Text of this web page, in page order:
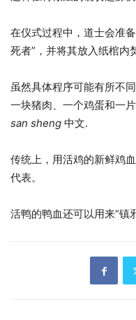
在仪式过程中，道士会准
死者”，并将其放入纸棺内
虽然具体程序可能有所不
一块猪肉、一个鸡蛋和一
san sheng 中文.
传统上，用活鸡的新鲜鸡
代表。
活鸭的鸭血还可以用来“镇